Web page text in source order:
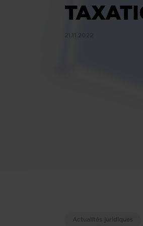
21.11.2022
Actualités juridiques